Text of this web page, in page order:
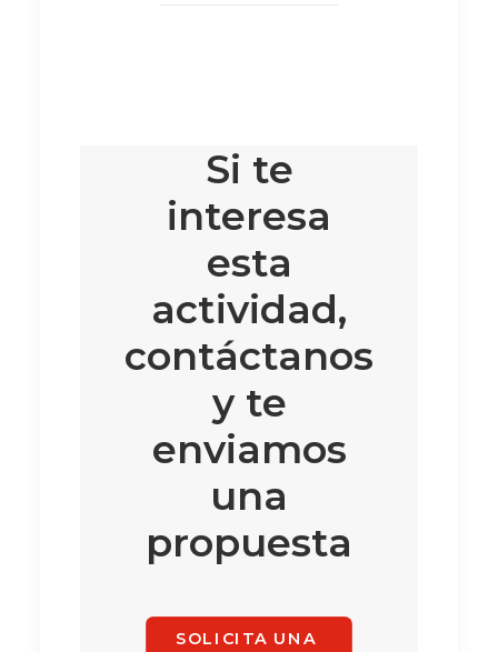
Si te
interesa
esta
actividad,
contáctanos
y te
enviamos
una
propuesta
SOLICITA UNA